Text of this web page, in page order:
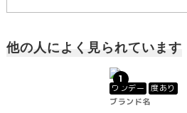
他の人によく見られています
1
ワンデー
度あり
ブランド名